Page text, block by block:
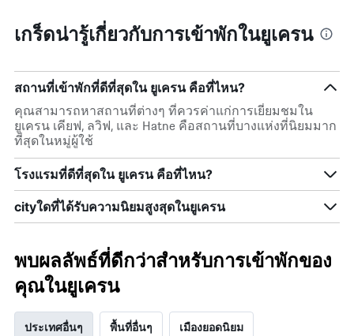
เกร็ดน่ารู้เกี่ยวกับการเข้าพักในยูเครน
สถานที่เข้าพักที่ดีที่สุดใน ยูเครน คือที่ไหน?
คุณสามารถหาสถานที่ต่างๆ ที่ควรค่าแก่การเยี่ยมชมใน
ยูเครน เคียฟ, ลวิฟ, และ Hatne คือสถานที่บางแห่งที่นิยมมาก
ที่สุดในหมู่ผู้ใช้
โรงแรมที่ดีที่สุดใน ยูเครน คือที่ไหน?
cityใดที่ได้รับความนิยมสูงสุดในยูเครน
พบผลลัพธ์ที่ดีกว่าสำหรับการเข้าพักของ
คุณในยูเครน
ประเทศอื่นๆ พื้นที่อื่นๆ เมืองยอดนิยม